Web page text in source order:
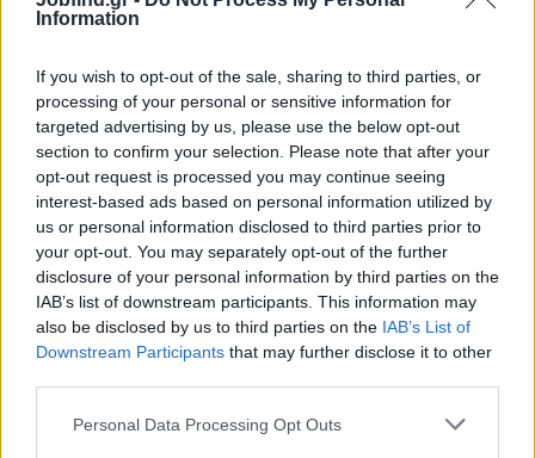
Information
If you wish to opt-out of the sale, sharing to third parties, or
processing of your personal or sensitive information for
targeted advertising by us, please use the below opt-out
section to confirm your selection. Please note that after your
opt-out request is processed you may continue seeing
interest-based ads based on personal information utilized by
us or personal information disclosed to third parties prior to
your opt-out. You may separately opt-out of the further
disclosure of your personal information by third parties on the
IAB’s list of downstream participants. This information may
also be disclosed by us to third parties on the IAB’s List of
Downstream Participants that may further disclose it to other
Personal Data Processing Opt Outs
Θέσεις εργασίας
Θέσεις Εργασίας ανά Ειδικότητα